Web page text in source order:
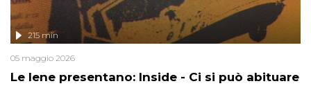
Le Iene presentano: Inside - Ci si può abituare
215 min
05 maggio 2026